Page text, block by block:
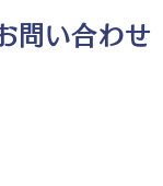
問い合わせ